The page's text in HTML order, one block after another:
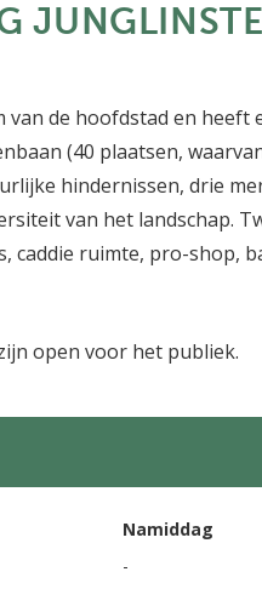
de hoofdstad en heeft
(40 plaatsen,
hindernissen, drie
van het landschap.
caddie ruimte, pro-shop,
open voor het publiek.
Namiddag
-